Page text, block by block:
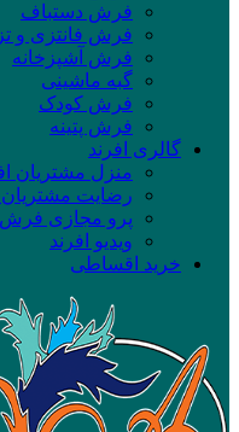
فرش دستباف
فرش فانتزی و
فرش آشپزخانه
گبه ماشینی
فرش کودک
فرش پتینه
گالری افرند
منزل مشتریان
رضایت
پرو مجازی فرش
ویدیو افرند
خرید اقساطی